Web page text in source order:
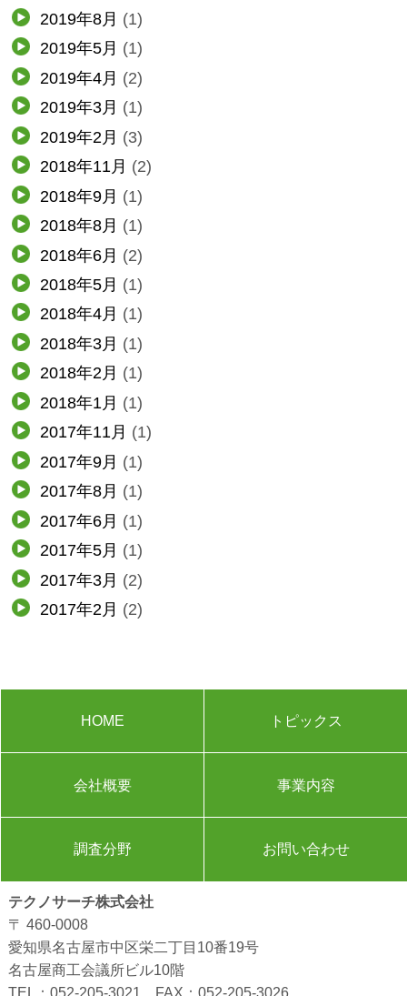
2019年8月 (1)
2019年5月 (1)
2019年4月 (2)
2019年3月 (1)
2019年2月 (3)
2018年11月 (2)
2018年9月 (1)
2018年8月 (1)
2018年6月 (2)
2018年5月 (1)
2018年4月 (1)
2018年3月 (1)
2018年2月 (1)
2018年1月 (1)
2017年11月 (1)
2017年9月 (1)
2017年8月 (1)
2017年6月 (1)
2017年5月 (1)
2017年3月 (2)
2017年2月 (2)
HOME トピックス
会社概要 事業内容
調査分野 お問い合わせ
テクノサーチ株式会社
〒 460-0008
愛知県名古屋市中区栄二丁目10番19号
名古屋商工会議所ビル10階